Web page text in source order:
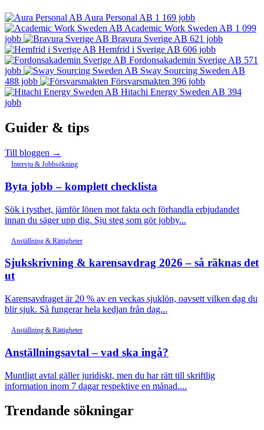
Aura Personal AB 1 169 jobb
Academic Work Sweden AB 1 099
jobb
Bravura Sverige AB 621 jobb
Hemfrid i Sverige AB 606 jobb
Fordonsakademin Sverige AB 571
jobb
Sway Sourcing Sweden AB
488 jobb
Försvarsmakten 396 jobb
Hitachi Energy Sweden AB 394
jobb
Guider & tips
Till bloggen →
Intervju & Jobbsökning
Byta jobb – komplett checklista
Sök i tysthet, jämför lönen mot fakta och förhandla erbjudandet
innan du säger upp dig. Sju steg som gör jobby...
Anställning & Rättigheter
Sjukskrivning & karensavdrag 2026 – så räknas det
ut
Karensavdraget är 20 % av en veckas sjuklön, oavsett vilken dag du
blir sjuk. Så fungerar hela kedjan från dag...
Anställning & Rättigheter
Anställningsavtal – vad ska ingå?
Muntligt avtal gäller juridiskt, men du har rätt till skriftlig
information inom 7 dagar respektive en månad....
Trendande sökningar